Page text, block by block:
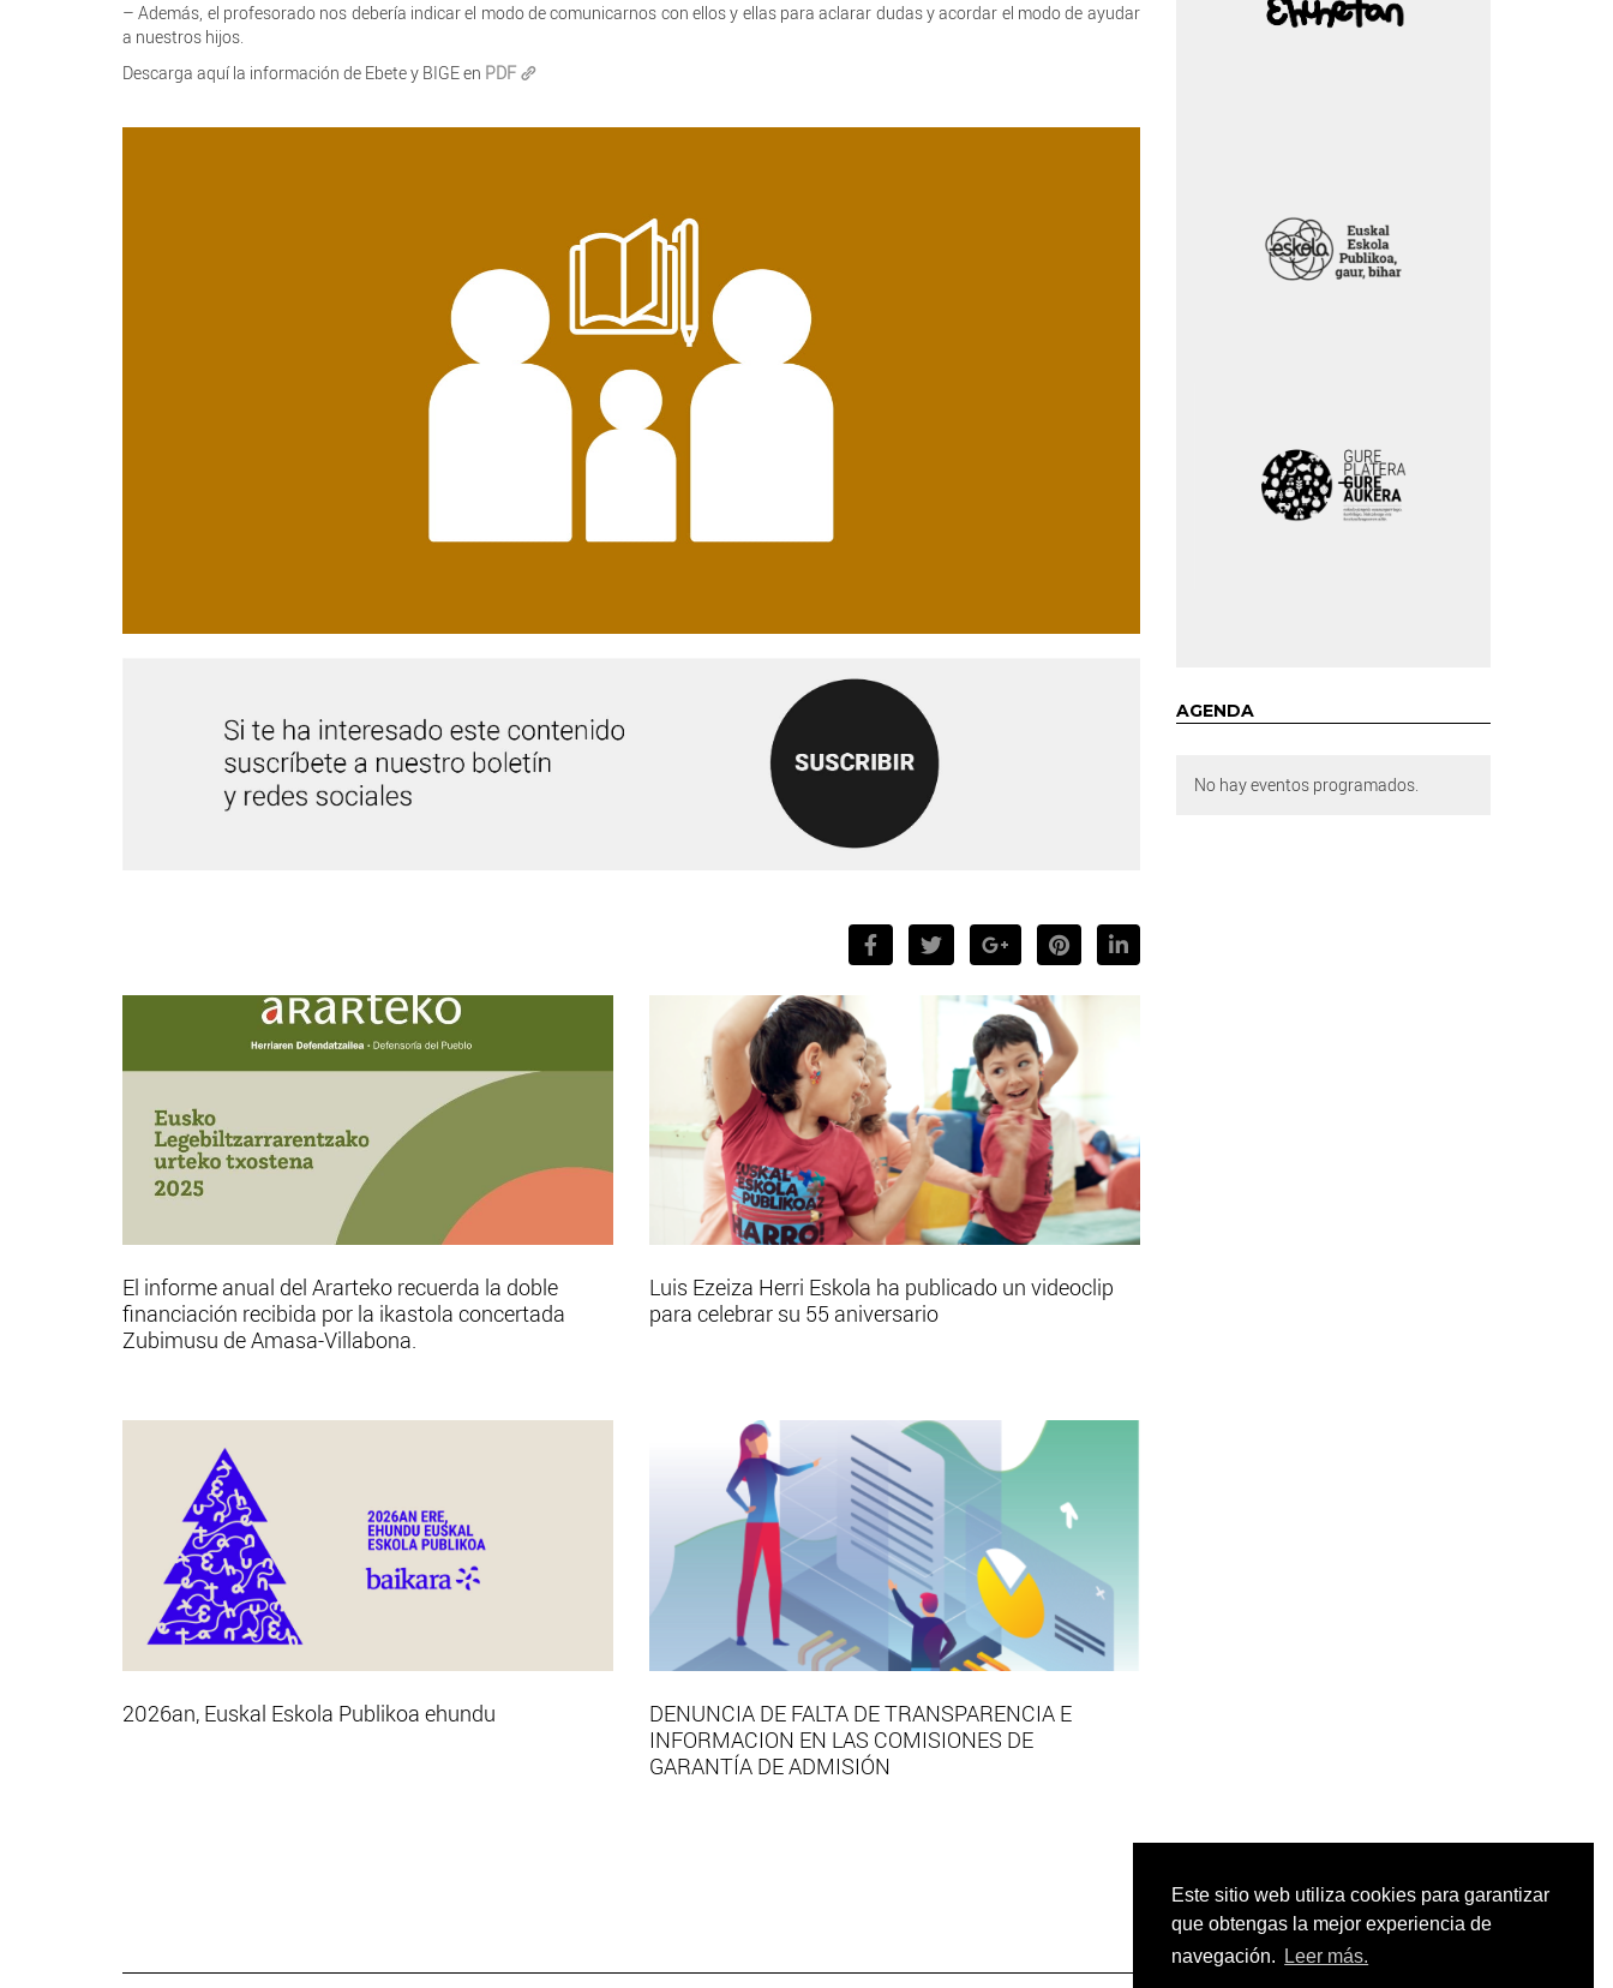
Este sitio web utiliza cookies para garantizar
que obtengas la mejor experiencia de
navegación.
Leer más.
– Además, el profesorado nos debería indicar el modo de comunicarnos con ellos y ellas para aclarar dudas y acordar el modo de ayudar
a nuestros hijos.
Descarga aquí la información de Ebete y BIGE en PDF
El informe anual del Ararteko recuerda la doble
financiación recibida por la ikastola concertada
Zubimusu de Amasa-Villabona.
Luis Ezeiza Herri Eskola ha publicado un videoclip
para celebrar su 55 aniversario
2026an, Euskal Eskola Publikoa ehundu
DENUNCIA DE FALTA DE TRANSPARENCIA E
INFORMACION EN LAS COMISIONES DE
GARANTÍA DE ADMISIÓN
AGENDA
No hay eventos programados.